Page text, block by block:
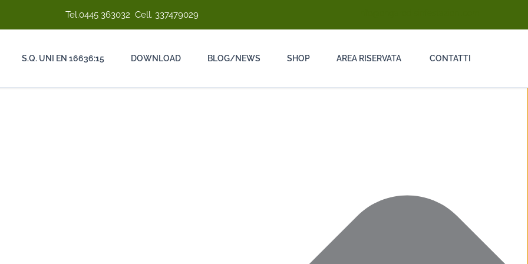
Tel.0445 363032 Cell. 337479029
S.Q. UNI EN 16636:15 DOWNLOAD BLOG/NEWS SHOP AREA RISERVATA CONTATTI